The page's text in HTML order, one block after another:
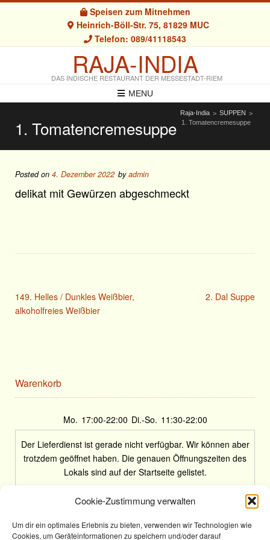
Cookie-Zustimmung verwalten
Um dir ein optimales Erlebnis zu bieten, verwenden wir Technologien wie
Cookies, um Geräteinformationen zu speichern und/oder darauf
Speisen zum Mitnehmen
Heinrich-Böll-Str. 75, 81829 MUC
Telefon: 089/41118543
RAJA-INDIA
DAS INDISCHE RESTAURANT DER MESSESTADT-RIEM
MENU
1. Tomatencremesuppe
Raja-India > SUPPEN >
1. Tomatencremesuppe
Posted on 4. Dezember 2022 byadmin
delikat mit Gewürzen abgeschmeckt
149. Helles / Dunkles Weißbier,
alkoholfreies Weißbier
2. Dal Suppe
Warenkorb
Mo. 17:00-22:00 Di.-So. 11:30-22:00
Der Lieferdienst ist gerade nicht verfügbar. Wir können aber
trotzdem geöffnet haben. Die genauen Öffnungszeiten des
Lokals sind auf der Startseite gelistet.